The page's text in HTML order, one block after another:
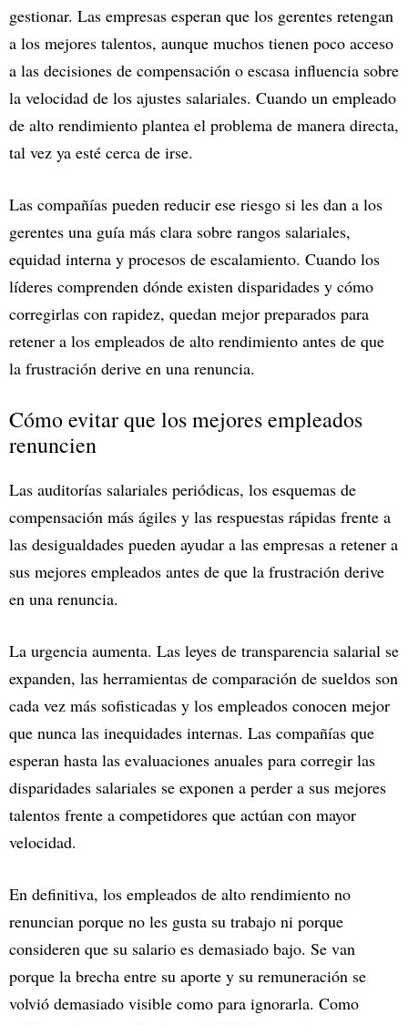
gestionar. Las empresas esperan que los gerentes retengan
a los mejores talentos, aunque muchos tienen poco acceso
a las decisiones de compensación o escasa influencia sobre
la velocidad de los ajustes salariales. Cuando un empleado
de alto rendimiento plantea el problema de manera directa,
tal vez ya esté cerca de irse.
Las compañías pueden reducir ese riesgo si les dan a los
gerentes una guía más clara sobre rangos salariales,
equidad interna y procesos de escalamiento. Cuando los
líderes comprenden dónde existen disparidades y cómo
corregirlas con rapidez, quedan mejor preparados para
retener a los empleados de alto rendimiento antes de que
la frustración derive en una renuncia.
Cómo evitar que los mejores empleados
renuncien
Las auditorías salariales periódicas, los esquemas de
compensación más ágiles y las respuestas rápidas frente a
las desigualdades pueden ayudar a las empresas a retener a
sus mejores empleados antes de que la frustración derive
en una renuncia.
La urgencia aumenta. Las leyes de transparencia salarial se
expanden, las herramientas de comparación de sueldos son
cada vez más sofisticadas y los empleados conocen mejor
que nunca las inequidades internas. Las compañías que
esperan hasta las evaluaciones anuales para corregir las
disparidades salariales se exponen a perder a sus mejores
talentos frente a competidores que actúan con mayor
velocidad.
En definitiva, los empleados de alto rendimiento no
renuncian porque no les gusta su trabajo ni porque
consideren que su salario es demasiado bajo. Se van
porque la brecha entre su aporte y su remuneración se
volvió demasiado visible como para ignorarla. Como